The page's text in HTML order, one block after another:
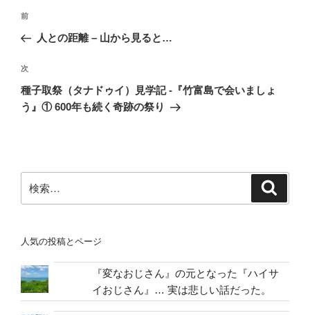
投
ナ
ビ
ゲ
ー
前
の
稿
前
人との距離 – 山から見ると…
次
の
投
次
種子取祭（タナドゥイ）見学記 -『竹富島で会いましょ
う』① 600年も続く奇跡の祭り
索:
人気の投稿とページ
『変なおじさん』の元となった『ハイサ
イおじさん』… 実は悲しい話だった。